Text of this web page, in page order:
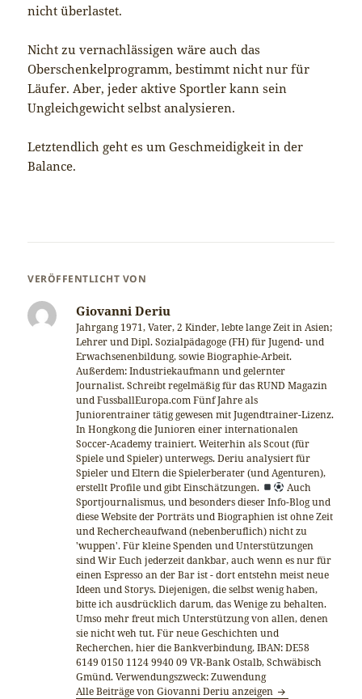
nicht überlastet.
Nicht zu vernachlässigen wäre auch das
Oberschenkelprogramm, bestimmt nicht nur für
Läufer. Aber, jeder aktive Sportler kann sein
Ungleichgewicht selbst analysieren.
Letztendlich geht es um Geschmeidigkeit in der
Balance.
VERÖFFENTLICHT VON
Giovanni Deriu
Jahrgang 1971, Vater, 2 Kinder, lebte lange Zeit in Asien;
Lehrer und Dipl. Sozialpädagoge (FH) für Jugend- und
Erwachsenenbildung, sowie Biographie-Arbeit.
Außerdem: Industriekaufmann und gelernter
Journalist. Schreibt regelmäßig für das RUND Magazin
und FussballEuropa.com Fünf Jahre als
Juniorentrainer tätig gewesen mit Jugendtrainer-Lizenz.
In Hongkong die Junioren einer internationalen
Soccer-Academy trainiert. Weiterhin als Scout (für
Spiele und Spieler) unterwegs. Deriu analysiert für
Spieler und Eltern die Spielerberater (und Agenturen),
erstellt Profile und gibt Einschätzungen.
Auch
Sportjournalismus, und besonders dieser Info-Blog und
diese Website der Porträts und Biographien ist ohne Zeit
und Rechercheaufwand (nebenberuflich) nicht zu
'wuppen'. Für kleine Spenden und Unterstützungen
sind Wir Euch jederzeit dankbar, auch wenn es nur für
einen Espresso an der Bar ist - dort entstehn meist neue
Ideen und Storys. Diejenigen, die selbst wenig haben,
bitte ich ausdrücklich darum, das Wenige zu behalten.
Umso mehr freut mich Unterstützung von allen, denen
sie nicht weh tut. Für neue Geschichten und
Recherchen, hier die Bankverbindung, IBAN: DE58
6149 0150 1124 9940 09 VR-Bank Ostalb, Schwäbisch
Gmünd. Verwendungszweck: Zuwendung
Alle Beiträge von Giovanni Deriu anzeigen